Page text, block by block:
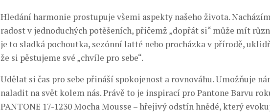
Hledání harmonie prostupuje všemi aspekty našeho života.
radost v jednoduchých potěšeních, přičemž „dopřát si“ může mít
je to sladká pochoutka, sezónní latté nebo procházka v přírodě,
že si pěstujeme své „chvíle pro sebe“.
Udělat si čas pro sebe přináší spokojenost a rovnováhu. Umožňuje
naladit na svět kolem nás. Právě to je inspirací pro Pantone Barvu
PANTONE 17-1230 Mocha Mousse – hřejivý odstín hnědé, který